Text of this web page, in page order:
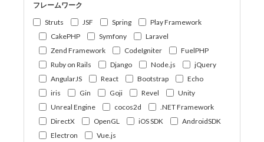
フレームワーク
Struts
JSF Spring
Play Framework
CakePHP
Symfony
Laravel
Zend Framework
CodeIgniter
FuelPHP
Ruby on Rails
Django Node.js
jQuery
AngularJS
React Bootstrap
Echo
iris
Gin Goji Revel
Unity
Unreal Engine
cocos2d
.NET Framework
DirectX
OpenGL iOS SDK
AndroidSDK
Electron
Vue.js